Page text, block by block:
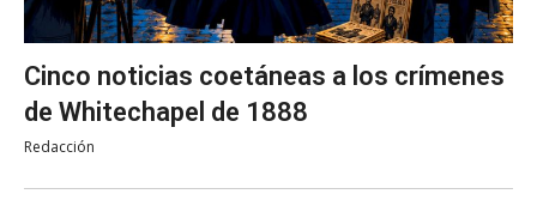
Cinco noticias coetáneas a los crímenes
de Whitechapel de 1888
Redacción